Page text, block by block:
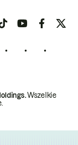
Wszelkie